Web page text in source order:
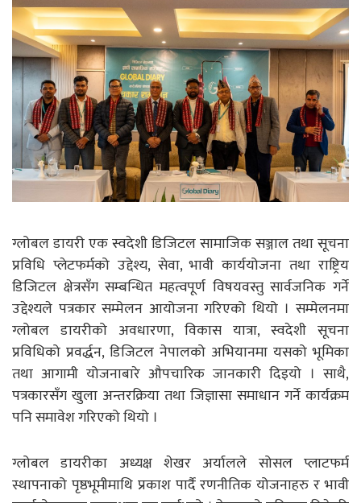
ग्लोबल डायरी एक स्वदेशी डिजिटल सामाजिक सञ्जाल तथा सूचना
प्रविधि प्लेटफर्मको उद्देश्य, सेवा, भावी कार्ययोजना तथा राष्ट्रिय
डिजिटल क्षेत्रसँग सम्बन्धित महत्वपूर्ण विषयवस्तु सार्वजनिक गर्ने
उद्देश्यले पत्रकार सम्मेलन आयोजना गरिएको थियो । सम्मेलनमा
ग्लोबल डायरीको अवधारणा, विकास यात्रा, स्वदेशी सूचना
प्रविधिको प्रवर्द्धन, डिजिटल नेपालको अभियानमा यसको भूमिका
तथा आगामी योजनाबारे औपचारिक जानकारी दिइयो । साथै,
पत्रकारसँग खुला अन्तरक्रिया तथा जिज्ञासा समाधान गर्ने कार्यक्रम
पनि समावेश गरिएको थियो ।
ग्लोबल डायरीका अध्यक्ष शेखर अर्यालले सोसल प्लाटफर्म
स्थापनाको पृष्ठभूमीमाथि प्रकाश पार्दै रणनीतिक योजनाहरु र भावी